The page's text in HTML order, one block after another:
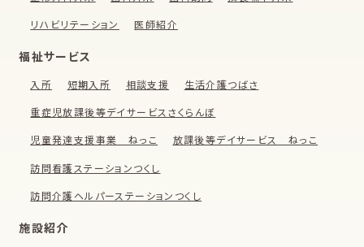
リハビリテーション 医師紹介
福祉サービス
入所 短期入所 相談支援 生活介護つばさ
重症児放課後等デイサービスさくらんぼ
児童発達支援事業 ねっこ 放課後等デイサービス ねっこ
訪問看護ステーションつくし
訪問介護ヘルパーステーションつくし
施設紹介